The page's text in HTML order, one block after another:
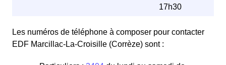
17h30
Les numéros de téléphone à composer pour contacter
EDF Marcillac-La-Croisille (Corrèze) sont :